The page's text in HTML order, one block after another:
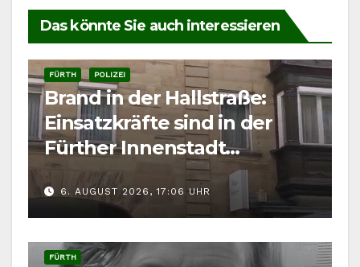
Das könnte Sie auch interessieren
FÜRTH POLIZEI
Brand in der Hallstraße:
Einsatzkräfte sind in der
Fürther Innenstadt
gefordert
6. AUGUST 2026, 17:06 UHR
FÜRTH